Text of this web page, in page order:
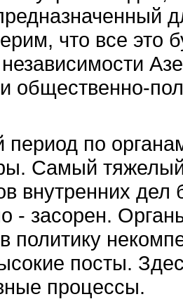
что все это
общественно-
период по
Самый
внутренних
- засорен.
полити­ку
посты.
процессы.